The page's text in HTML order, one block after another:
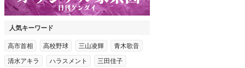
人気キーワード
高市首相 高校野球 三山凌輝 青木歌音
清水アキラ ハラスメント 三田佳子